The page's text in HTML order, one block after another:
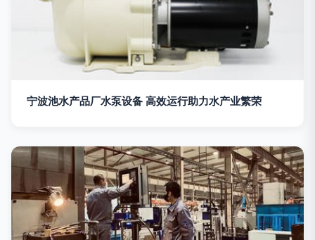
宁波池水产品厂水泵设备 高效运行助力水产业繁荣